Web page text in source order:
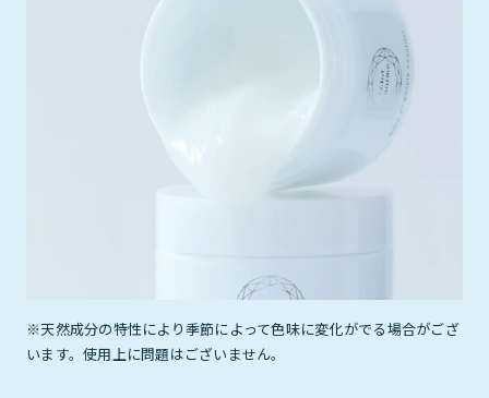
※天然成分の特性により季節によって色味に変化がでる場合がござ
います。使用上に問題はございません。